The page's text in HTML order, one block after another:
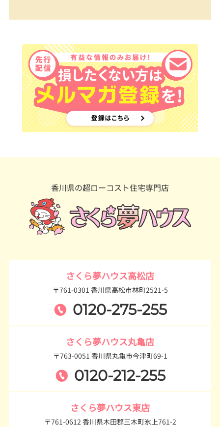
香川県の超ローコスト住宅専門店
さくら夢ハウス高松店
〒761-0301 香川県高松市林町2521-5
0120-275-255
さくら夢ハウス丸亀店
〒763-0051 香川県丸亀市今津町69-1
0120-212-255
さくら夢ハウス東店
〒761-0612 香川県木田郡三木町氷上761-2